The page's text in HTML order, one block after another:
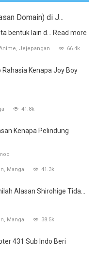
Domain) di J...
bentuk lain d... Read more
Jejepangan 66.4k
Kenapa Joy Boy
41.8k
Kenapa Pelindung
Manga 41.3k
Alasan Shirohige Tida...
Manga 38.5k
431 Sub Indo Beri